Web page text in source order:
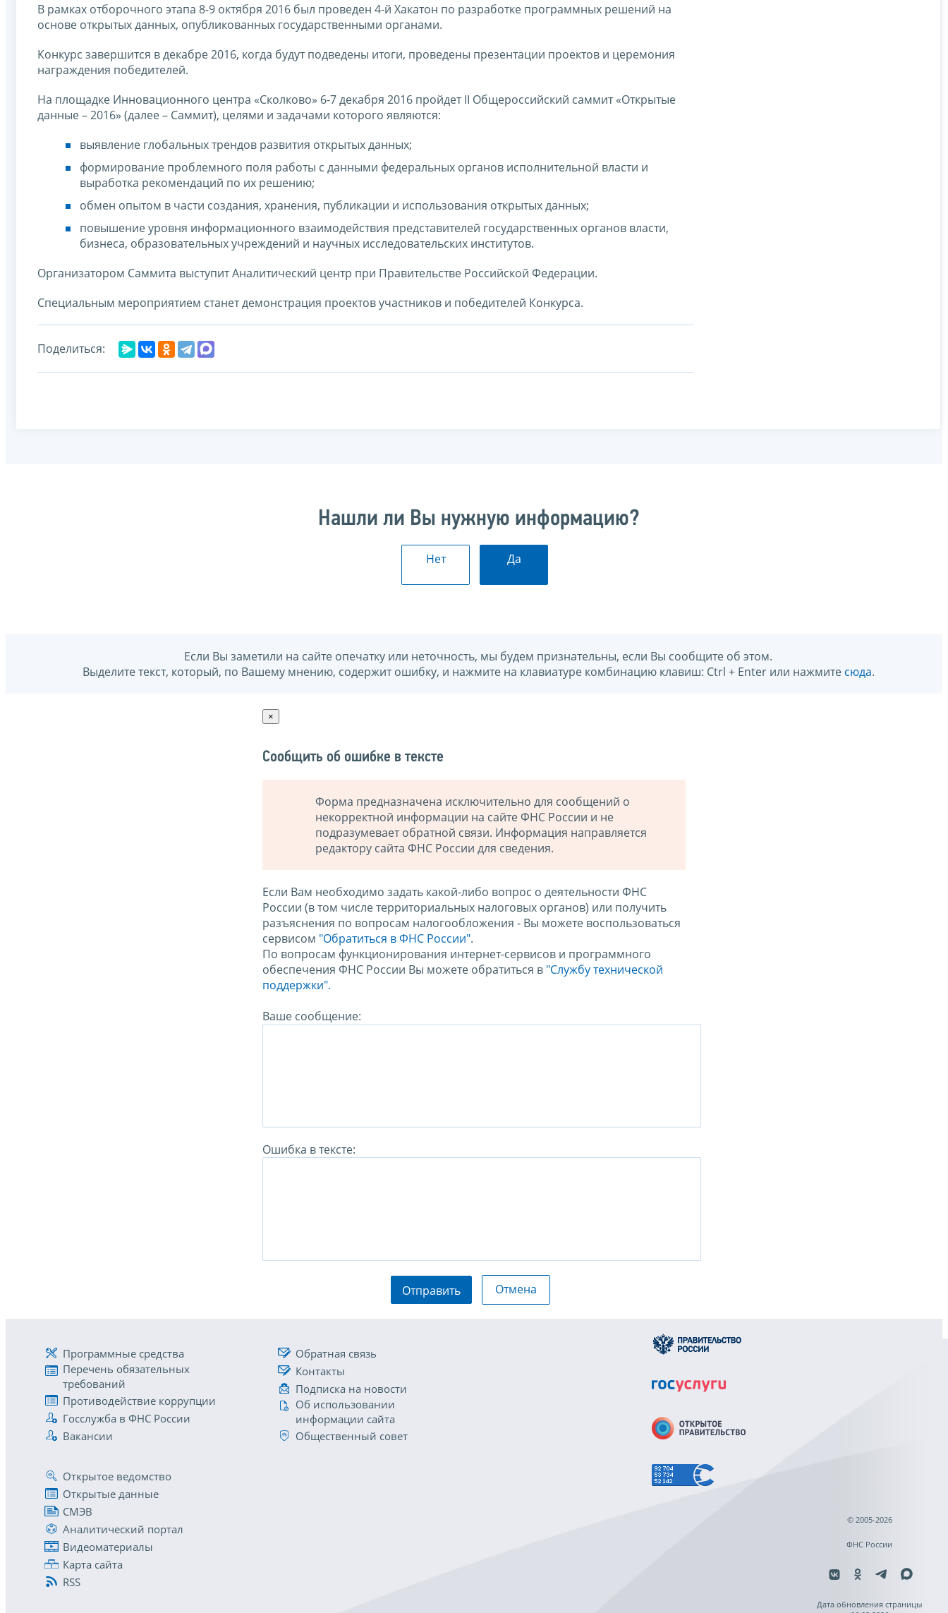
В рамках отборочного этапа 8-9 октября 2016 был проведен 4-й Хакатон по разработке программных решений на
основе открытых данных, опубликованных государственными органами.
Конкурс завершится в декабре 2016, когда будут подведены итоги, проведены презентации проектов и церемония
награждения победителей.
На площадке Инновационного центра «Сколково» 6-7 декабря 2016 пройдет II Общероссийский саммит «Открытые
данные – 2016» (далее – Саммит), целями и задачами которого являются:
выявление глобальных трендов развития открытых данных;
формирование проблемного поля работы с данными федеральных органов исполнительной власти и
выработка рекомендаций по их решению;
обмен опытом в части создания, хранения, публикации и использования открытых данных;
повышение уровня информационного взаимодействия представителей государственных органов власти,
бизнеса, образовательных учреждений и научных исследовательских институтов.
Организатором Саммита выступит Аналитический центр при Правительстве Российской Федерации.
Специальным мероприятием станет демонстрация проектов участников и победителей Конкурса.
Поделиться:
Нашли ли Вы нужную информацию?
Нет Да
Если Вы заметили на сайте опечатку или неточность, мы будем признательны, если Вы сообщите об этом.
Выделите текст, который, по Вашему мнению, содержит ошибку, и нажмите на клавиатуре комбинацию клавиш: Ctrl + Enter или нажмите сюда.
×
Сообщить об ошибке в тексте
Форма предназначена исключительно для сообщений о
некорректной информации на сайте ФНС России и не
подразумевает обратной связи. Информация направляется
редактору сайта ФНС России для сведения.
Если Вам необходимо задать какой-либо вопрос о деятельности ФНС
России (в том числе территориальных налоговых органов) или получить
разъяснения по вопросам налогообложения - Вы можете воспользоваться
сервисом "Обратиться в ФНС России".
По вопросам функционирования интернет-сервисов и программного
обеспечения ФНС России Вы можете обратиться в "Службу технической
поддержки".
Ваше сообщение:
Ошибка в тексте:
Отправить Отмена
Программные средства
Перечень обязательных
требований
Противодействие коррупции
Госслужба в ФНС России
Вакансии
Обратная связь
Контакты
Подписка на новости
Об использовании
информации сайта
Общественный совет
Открытое ведомство
Открытые данные
СМЭВ
Аналитический портал
Видеоматериалы
Карта сайта
RSS
© 2005-2026
ФНС России
Дата обновления страницы